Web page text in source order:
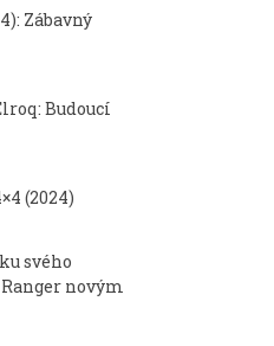
Zábavný
Budoucí
(2024)
svého
novým